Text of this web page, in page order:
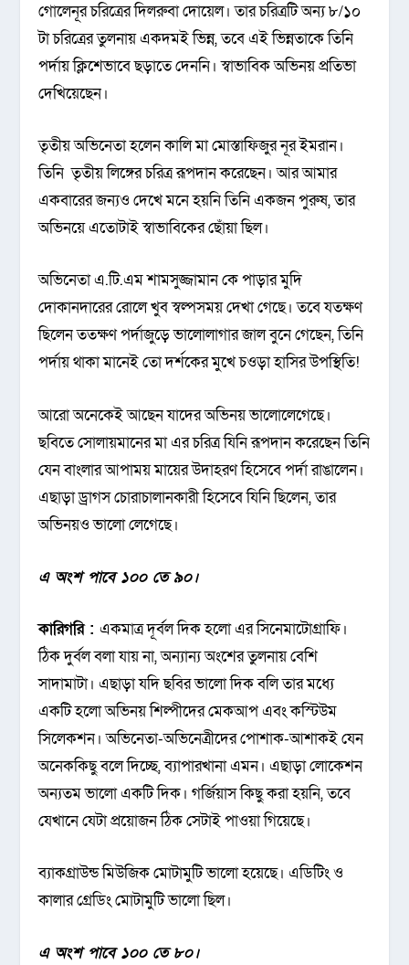
গোলেনূর চরিত্রের দিলরুবা দোয়েল। তার চরিত্রটি অন্য ৮/১০
টা চরিত্রের তুলনায় একদমই ভিন্ন, তবে এই ভিন্নতাকে তিনি
পর্দায় ক্লিশেভাবে ছড়াতে দেননি। স্বাভাবিক অভিনয় প্রতিভা
দেখিয়েছেন।
তৃতীয় অভিনেতা হলেন কালি মা মোস্তাফিজুর নূর ইমরান।
তিনি তৃতীয় লিঙ্গের চরিত্র রূপদান করেছেন। আর আমার
একবারের জন্যও দেখে মনে হয়নি তিনি একজন পুরুষ, তার
অভিনয়ে এতোটাই স্বাভাবিকের ছোঁয়া ছিল।
অভিনেতা এ.টি.এম শামসুজ্জামান কে পাড়ার মুদি
দোকানদারের রোলে খুব স্বল্পসময় দেখা গেছে। তবে যতক্ষণ
ছিলেন ততক্ষণ পর্দাজুড়ে ভালোলাগার জাল বুনে গেছেন, তিনি
পর্দায় থাকা মানেই তো দর্শকের মুখে চওড়া হাসির উপস্থিতি!
আরো অনেকেই আছেন যাদের অভিনয় ভালোলেগেছে।
ছবিতে সোলায়মানের মা এর চরিত্র যিনি রূপদান করেছেন তিনি
যেন বাংলার আপাময় মায়ের উদাহরণ হিসেবে পর্দা রাঙালেন।
এছাড়া ড্রাগস চোরাচালানকারী হিসেবে যিনি ছিলেন, তার
অভিনয়ও ভালো লেগেছে।
এ অংশ পাবে ১০০ তে ৯০।
কারিগরি :একমাত্র দূর্বল দিক হলো এর সিনেমাটোগ্রাফি।
ঠিক দুর্বল বলা যায় না, অন্যান্য অংশের তুলনায় বেশি
সাদামাটা। এছাড়া যদি ছবির ভালো দিক বলি তার মধ্যে
একটি হলো অভিনয় শিল্পীদের মেকআপ এবং কস্টিউম
সিলেকশন। অভিনেতা-অভিনেত্রীদের পোশাক-আশাকই যেন
অনেককিছু বলে দিচ্ছে, ব্যাপারখানা এমন। এছাড়া লোকেশন
অন্যতম ভালো একটি দিক। গর্জিয়াস কিছু করা হয়নি, তবে
যেখানে যেটা প্রয়োজন ঠিক সেটাই পাওয়া গিয়েছে।
ব্যাকগ্রাউন্ড মিউজিক মোটামুটি ভালো হয়েছে। এডিটিং ও
কালার গ্রেডিং মোটামুটি ভালো ছিল।
এ অংশ পাবে ১০০ তে ৮০।